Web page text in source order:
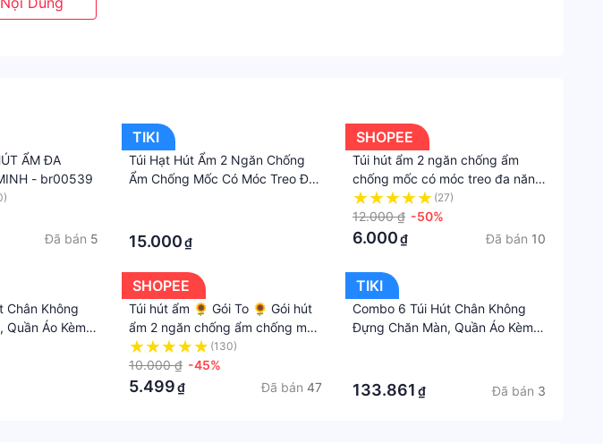
đơn vị vận chuyển không làm việc)
ẨM ĐA
- br00539
Đã bán 5
TIKI
Túi Hạt Hút Ẩm 2 Ngăn Chống
Ẩm Chống Mốc Có Móc Treo Đa
15.000₫
SHOPEE
Túi hút ẩm 2 ngăn chống ẩm
chống mốc có móc treo đa năng
siêu hút ẩm cực tốt 2253 bảo nhi
shop
(27)
12.000 ₫ -50%
6.000₫ Đã bán 10
Chân Không
Áo Kèm
SHOPEE
Túi hút ẩm 🌻 Gói To 🌻 Gói hút
ẩm 2 ngăn chống ẩm chống mốc
có móc treo đa năng siêu hút ẩm
cực tốt 2253
(130)
10.000 ₫ -45%
5.499₫ Đã bán 47
TIKI
Combo 6 Túi Hút Chân Không
Đựng Chăn Màn, Quần Áo Kèm
Chăn Gối Mền
133.861 ₫ Đã bán 3